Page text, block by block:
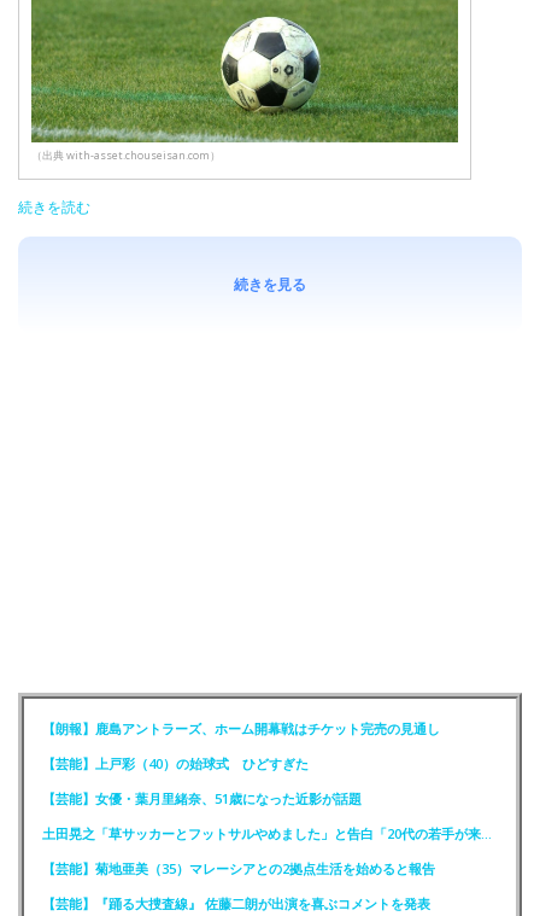
（出典 with-asset.chouseisan.com）
続きを読む
続きを見る
【朗報】鹿島アントラーズ、ホーム開幕戦はチケット完売の見通し
【芸能】上戸彩（40）の始球式 ひどすぎた
【芸能】女優・葉月里緒奈、51歳になった近影が話題
【芸能】菊地亜美（35）マレーシアとの2拠点生活を始めると報告
【芸能】『踊る大捜査線』 佐藤二朗が出演を喜ぶコメントを発表